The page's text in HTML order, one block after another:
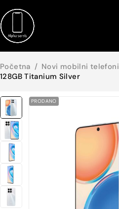
Početna / Novi mobilni telefoni
128GB Titanium Silver
PRODANO